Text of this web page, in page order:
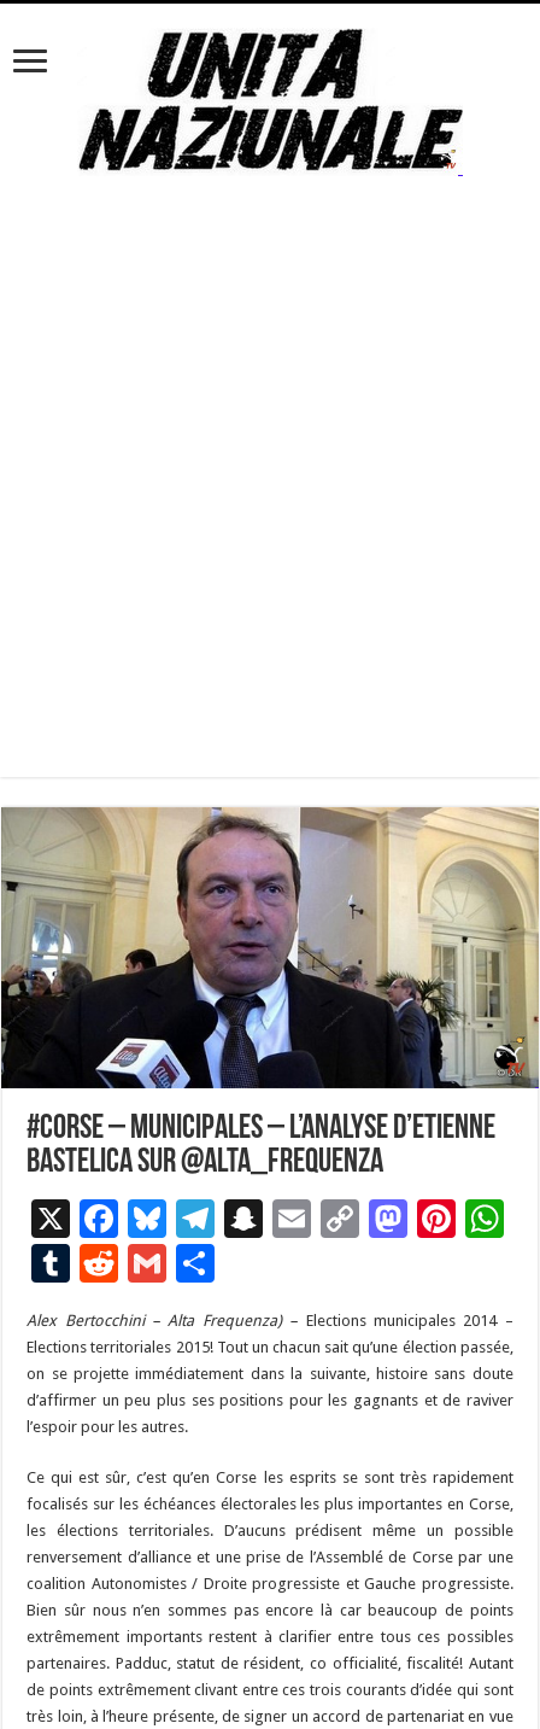
#Corse – Municipales – L’analyse d’Etienne
Bastelica sur @Alta_Frequenza
X
F
ac
e
b
o
o
Bl
u
es
ky
T
gr
a
m
S
p
c
h
E
l
C
y
Li
n
M
d
o
n
Pi
es
t
p
p
T
u
m
bl
r
R
e
d
di
t
G
m
ai
l
ta
g
er
Alex Bertocchini – Alta Frequenza) – Elections municipales 2014 –
Elections territoriales 2015! Tout un chacun sait qu’une élection passée,
on se projette immédiatement dans la suivante, histoire sans doute
d’affirmer un peu plus ses positions pour les gagnants et de raviver
l’espoir pour les autres.
Ce qui est sûr, c’est qu’en Corse les esprits se sont très rapidement
focalisés sur les échéances électorales les plus importantes en Corse,
les élections territoriales. D’aucuns prédisent même un possible
renversement d’alliance et une prise de l’Assemblé de Corse par une
coalition Autonomistes / Droite progressiste et Gauche progressiste.
Bien sûr nous n’en sommes pas encore là car beaucoup de points
extrêmement importants restent à clarifier entre tous ces possibles
partenaires. Padduc, statut de résident, co officialité, fiscalité! Autant
de points extrêmement clivant entre ces trois courants d’idée qui sont
très loin, à l’heure présente, de signer un accord de partenariat en vue